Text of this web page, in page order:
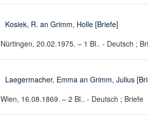
Kosiek, R. an Grimm, Holle [Briefe]
Nürtingen, 20.02.1975. – 1 Bl.. - Deutsch ;
Laegermacher, Emma an Grimm, Julius
Wien, 16.08.1869. – 2 Bl.. - Deutsch ; Briefe